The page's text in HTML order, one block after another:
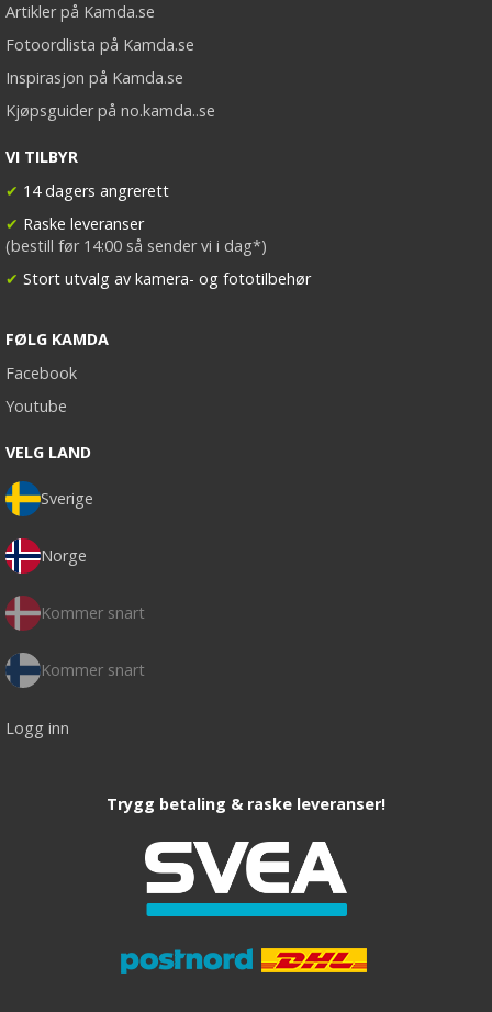
Artikler på Kamda.se
Fotoordlista på Kamda.se
Inspirasjon på Kamda.se
Kjøpsguider på no.kamda..se
VI TILBYR
✔ 14 dagers angrerett
✔ Raske leveranser
(bestill før 14:00 så sender vi i dag*)
✔ Stort utvalg av kamera- og fototilbehør
FØLG KAMDA
Facebook
Youtube
VELG LAND
Sverige
Norge
Kommer snart
Kommer snart
Logg inn
Trygg betaling & raske leveranser!